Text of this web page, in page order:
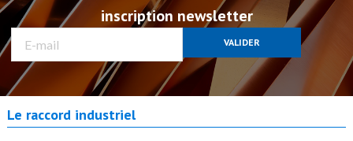
inscription newsletter
VALIDER
Le raccord industriel